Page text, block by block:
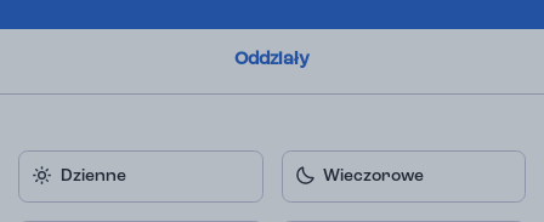
Oddziały
Dzienne Wieczorowe